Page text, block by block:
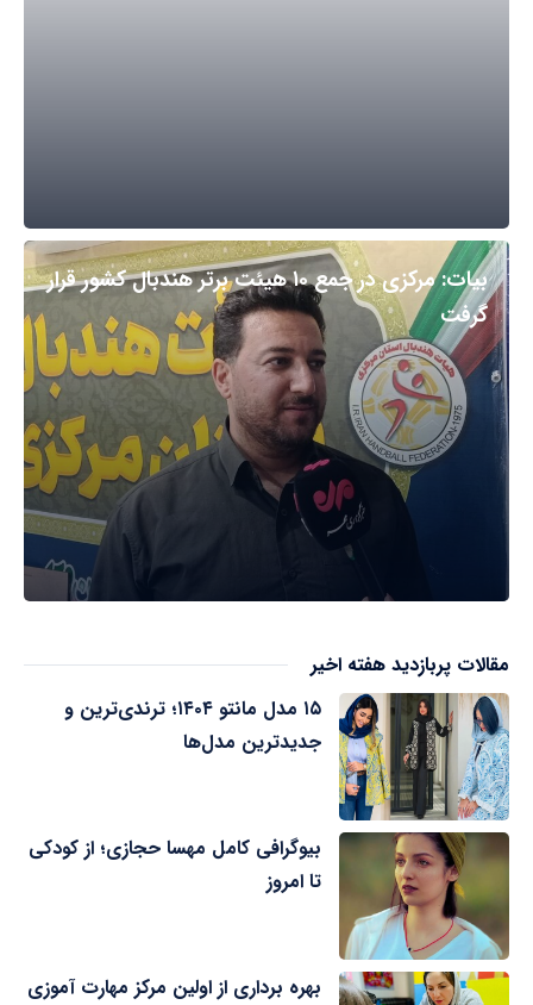
بیات: مرکزی در جمع ۱۰ هیئت برتر هندبال کشور قرار
گرفت
مقالات پربازدید هفته اخیر
۱۵ مدل مانتو ۱۴۰۴؛ ترندی‌ترین و
جدیدترین مدل‌ها
بیوگرافی کامل مهسا حجازی؛ از کودکی
تا امروز
بهره برداری از اولین مرکز مهارت آموزی